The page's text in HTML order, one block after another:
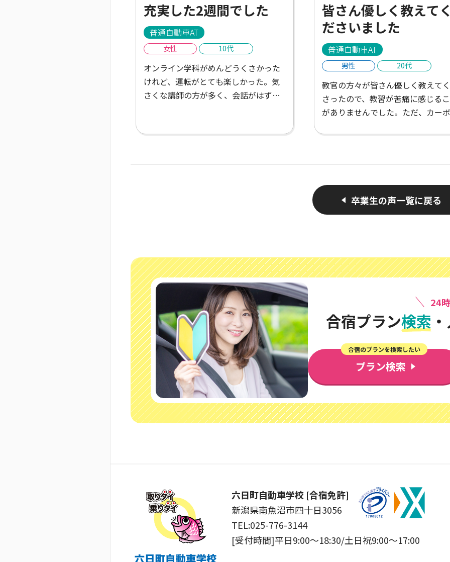
充実した2週間でした
普通自動車AT
女性 10代
オンライン学科がめんどうくさかった
けれど、運転がとても楽しかった。気
さくな講師の方が多く、会話がはずん
ど、たくさんごはんやさんがあって楽
くださったりして楽しかった！充実し
皆さん優しく教えて
ださいました
普通自動車AT
男性 20代
教官の方々が皆さん優しく教えて
さったので、教習が苦痛に感じる
がありませんでした。ただ、カー
卒業生の声一覧に戻る
24
合宿プラン検索 ・
プラン検索
合宿のプランを検索したい
六日町自動車学校 [合宿免許]
新潟県南魚沼市四十日3056
TEL:025-776-3144
[受付時間]平日9:00〜18:30/土日祝9:00〜17:00